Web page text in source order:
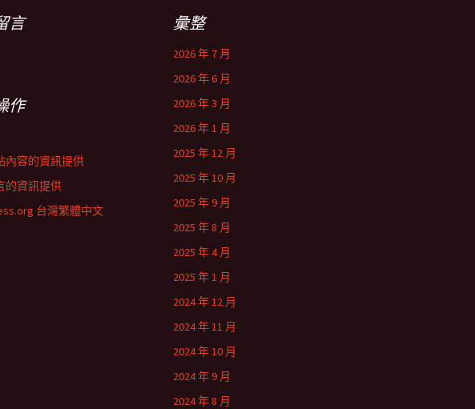
言 彙整
2026 年 7 月
2026 年 6 月
2026 年 3 月
2026 年 1 月
2025 年 12 月
2025 年 10 月
2025 年 9 月
2025 年 8 月
2025 年 4 月
2025 年 1 月
2024 年 12 月
2024 年 11 月
2024 年 10 月
2024 年 9 月
2024 年 8 月
作
內容的資訊提供
的資訊提供
台灣繁體中文